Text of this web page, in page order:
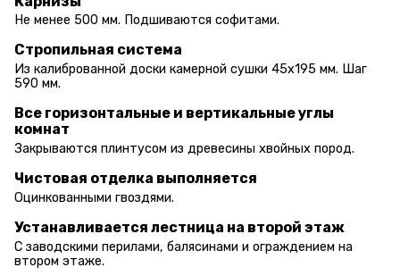
Не менее 500 мм. Подшиваются софитами.
Стропильная система
Из калиброванной доски камерной сушки 45х195 мм. Шаг
590 мм.
Все горизонтальные и вертикальные углы
комнат
Закрываются плинтусом из древесины хвойных пород.
Чистовая отделка выполняется
Оцинкованными гвоздями.
Устанавливается лестница на второй этаж
С заводскими перилами, балясинами и ограждением на
втором этаже.